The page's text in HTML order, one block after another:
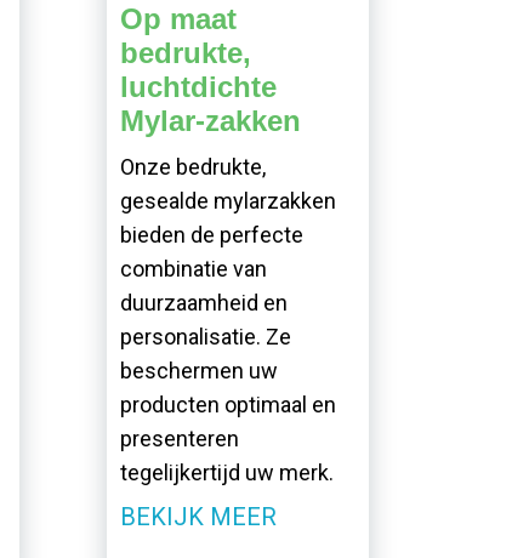
Op maat
bedrukte,
luchtdichte
Mylar-zakken
Onze bedrukte,
gesealde mylarzakken
bieden de perfecte
combinatie van
duurzaamheid en
personalisatie. Ze
beschermen uw
producten optimaal en
presenteren
tegelijkertijd uw merk.
BEKIJK MEER